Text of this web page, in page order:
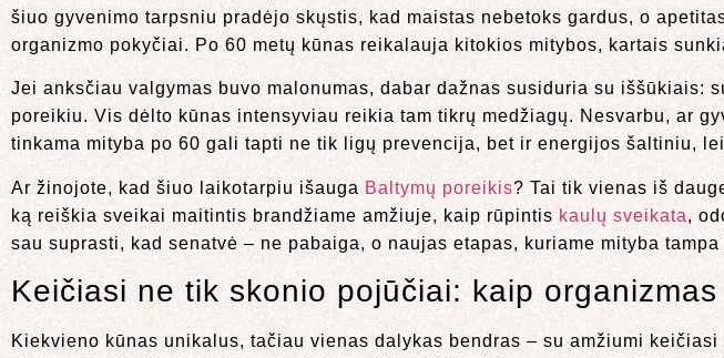
šiuo gyvenimo tarpsniu pradėjo skųstis, kad maistas nebetoks gardus, o
organizmo pokyčiai. Po 60 metų kūnas reikalauja kitokios mitybos, kartais
Jei anksčiau valgymas buvo malonumas, dabar dažnas susiduria su iššūkiais:
poreikiu. Vis dėlto kūnas intensyviau reikia tam tikrų medžiagų. Nesvarbu, ar
tinkama mityba po 60 gali tapti ne tik ligų prevencija, bet ir energijos šaltiniu,
Ar žinojote, kad šiuo laikotarpiu išauga Baltymų poreikis? Tai tik vienas iš
ką reiškia sveikai maitintis brandžiame amžiuje, kaip rūpintis kaulų sveikata,
sau suprasti, kad senatvė – ne pabaiga, o naujas etapas, kuriame mityba
Keičiasi ne tik skonio pojūčiai: kaip
Kiekvieno kūnas unikalus, tačiau vienas dalykas bendras – su amžiumi